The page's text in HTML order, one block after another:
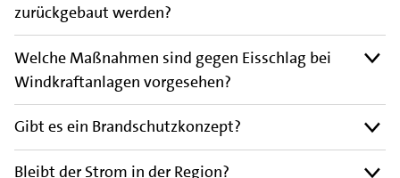
zurückgebaut werden?
Welche Maßnahmen sind gegen Eisschlag bei
Windkraftanlagen vorgesehen?
Gibt es ein Brandschutzkonzept?
Bleibt der Strom in der Region?